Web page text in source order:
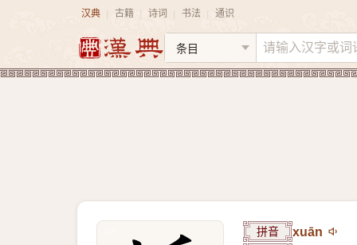
汉典 古籍 诗词 书法 通识
拼音 xuān